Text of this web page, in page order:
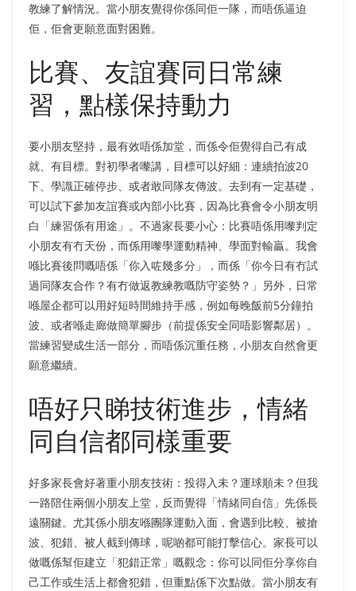
教練了解情況。當小朋友覺得你係同佢一隊，而唔係逼迫
佢，佢會更願意面對困難。
比賽、友誼賽同日常練
習，點樣保持動力
要小朋友堅持，最有效唔係加堂，而係令佢覺得自己有成
就、有目標。對初學者嚟講，目標可以好細：連續拍波20
下、學識正確停步、或者敢同隊友傳波。去到有一定基礎，
可以試下參加友誼賽或內部小比賽，因為比賽會令小朋友明
白「練習係有用途」。不過家長要小心：比賽唔係用嚟判定
小朋友有冇天份，而係用嚟學運動精神、學面對輸贏。我會
喺比賽後問嘅唔係「你入咗幾多分」，而係「你今日有冇試
過同隊友合作？有冇做返教練教嘅防守姿勢？」另外，日常
喺屋企都可以用好短時間維持手感，例如每晚飯前5分鐘拍
波、或者喺走廊做簡單腳步（前提係安全同唔影響鄰居）。
當練習變成生活一部分，而唔係沉重任務，小朋友自然會更
願意繼續。
唔好只睇技術進步，情緒
同自信都同樣重要
好多家長會好著重小朋友技術：投得入未？運球順未？但我
一路陪住兩個小朋友上堂，反而覺得「情緒同自信」先係長
遠關鍵。尤其係小朋友喺團隊運動入面，會遇到比較、被搶
波、犯錯、被人截到傳球，呢啲都可能打擊信心。家長可以
做嘅係幫佢建立「犯錯正常」嘅觀念：你可以同佢分享你自
己工作或生活上都會犯錯，但重點係下次點做。當小朋友有